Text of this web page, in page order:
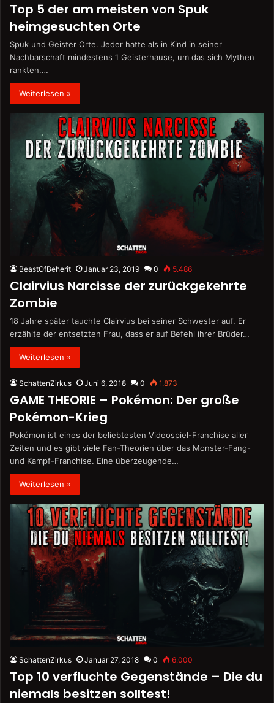
Top 5 der am meisten von Spuk
heimgesuchten Orte
Spuk und Geister Orte. Jeder hatte als in Kind in seiner
Nachbarschaft mindestens 1 Geisterhause, um das sich Mythen
rankten.…
Weiterlesen »
BeastOfBeherit Januar 23, 2019 0 5.486
Clairvius Narcisse der zurückgekehrte
Zombie
18 Jahre später tauchte Clairvius bei seiner Schwester auf. Er
erzählte der entsetzten Frau, dass er auf Befehl ihrer Brüder…
Weiterlesen »
SchattenZirkus Juni 6, 2018 0 1.873
GAME THEORIE – Pokémon: Der große
Pokémon-Krieg
Pokémon ist eines der beliebtesten Videospiel-Franchise aller
Zeiten und es gibt viele Fan-Theorien über das Monster-Fang-
und Kampf-Franchise. Eine überzeugende…
Weiterlesen »
SchattenZirkus Januar 27, 2018 0 6.000
Top 10 verfluchte Gegenstände – Die du
niemals besitzen solltest!